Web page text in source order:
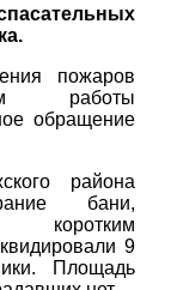
пожаров
работы
обращение
района
бани,
коротким
9
Площадь